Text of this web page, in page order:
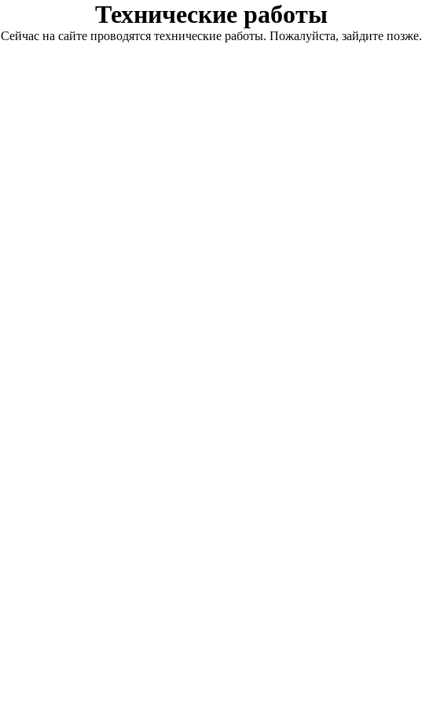
Технические работы
Сейчас на сайте проводятся технические работы. Пожалуйста, зайдите позже.